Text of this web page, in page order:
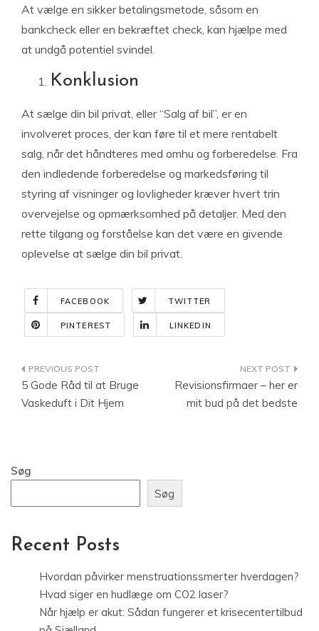
At vælge en sikker betalingsmetode, såsom en
bankcheck eller en bekræftet check, kan hjælpe med
at undgå potentiel svindel.
Konklusion
At sælge din bil privat, eller “Salg af bil”, er en
involveret proces, der kan føre til et mere rentabelt
salg, når det håndteres med omhu og forberedelse. Fra
den indledende forberedelse og markedsføring til
styring af visninger og lovligheder kræver hvert trin
overvejelse og opmærksomhed på detaljer. Med den
rette tilgang og forståelse kan det være en givende
oplevelse at sælge din bil privat.
FACEBOOK TWITTER
PINTEREST LINKEDIN
Indlægsnavigation
5 Gode Råd til at Bruge
Vaskeduft i Dit Hjem
Revisionsfirmaer – her er
mit bud på det bedste
Søg
Søg
Recent Posts
Hvordan påvirker menstruationssmerter hverdagen?
Hvad siger en hudlæge om CO2 laser?
Når hjælp er akut: Sådan fungerer et krisecentertilbud